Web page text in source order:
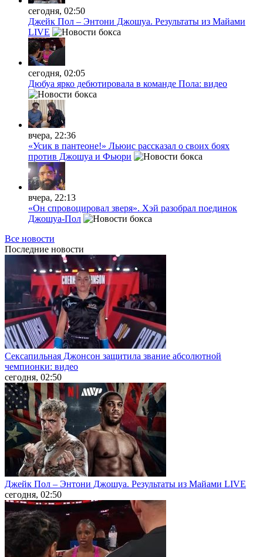
сегодня, 02:50
Джейк Пол – Энтони Джошуа. Результаты из Майами
LIVE
сегодня, 02:05
Дюбуа ярко дебютировала в команде Пола: видео
вчера, 22:36
«Усик в пантеоне!» Льюис рассказал о своих боях
против Джошуа и Фьюри
вчера, 22:13
«Он спровоцировал зверя». Хэй разобрал поединок
Джошуа-Пол
Все новости
Последние новости
Сексапильная Джонсон защитила звание абсолютной
чемпионки: видео
сегодня, 02:50
Джейк Пол – Энтони Джошуа. Результаты из Майами LIVE
сегодня, 02:50